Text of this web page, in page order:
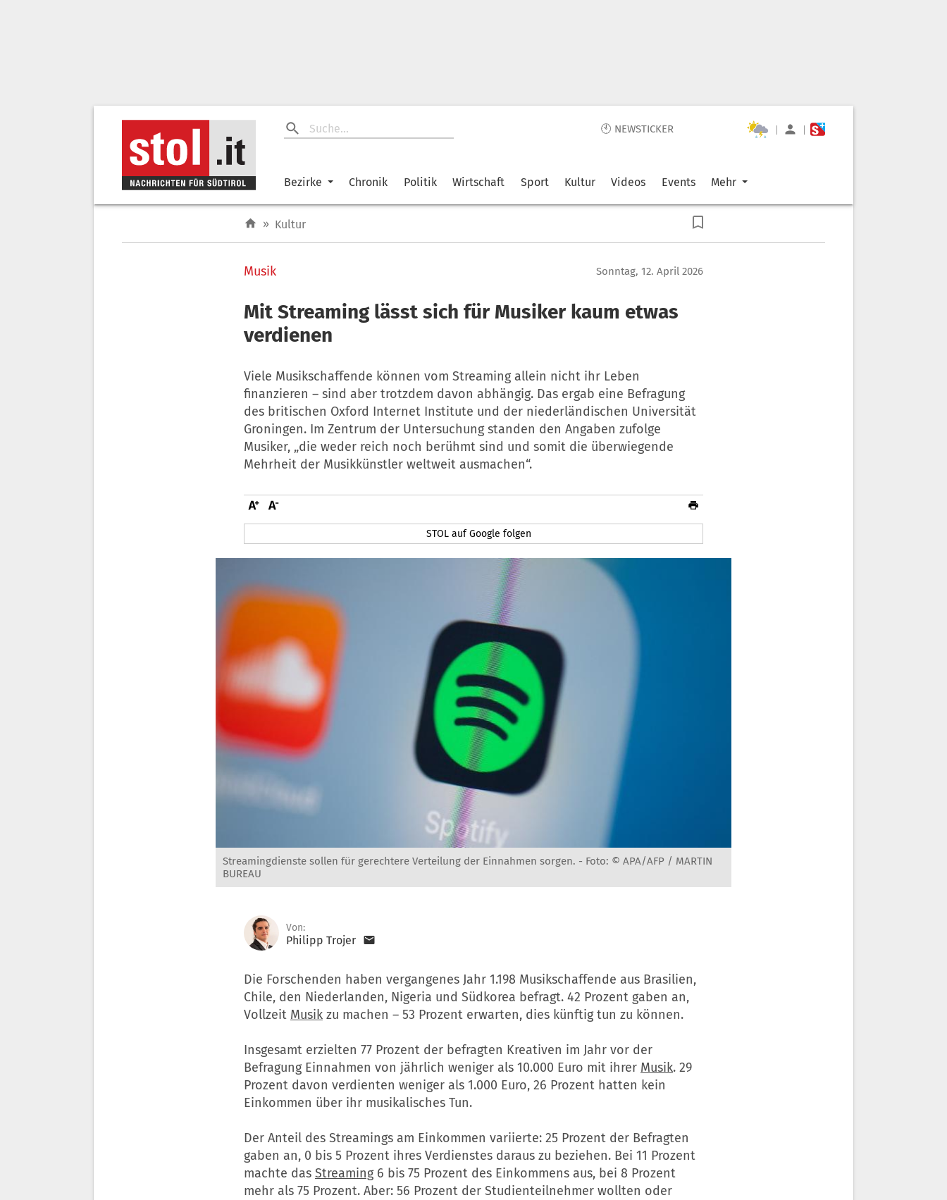
🕙 NEWSTICKER | |
Bezirke Chronik Politik Wirtschaft Sport Kultur Videos Events Mehr
» Kultur
Musik Sonntag, 12. April 2026
Mit Streaming lässt sich für Musiker kaum etwas
verdienen
Viele Musikschaffende können vom Streaming allein nicht ihr Leben
finanzieren – sind aber trotzdem davon abhängig. Das ergab eine Befragung
des britischen Oxford Internet Institute und der niederländischen Universität
Groningen. Im Zentrum der Untersuchung standen den Angaben zufolge
Musiker, „die weder reich noch berühmt sind und somit die überwiegende
Mehrheit der Musikkünstler weltweit ausmachen“.
STOL auf Google folgen
Streamingdienste sollen für gerechtere Verteilung der Einnahmen sorgen. - Foto: © APA/AFP / MARTIN
BUREAU
Von:
Philipp Trojer
Die Forschenden haben vergangenes Jahr 1.198 Musikschaffende aus Brasilien,
Chile, den Niederlanden, Nigeria und Südkorea befragt. 42 Prozent gaben an,
Vollzeit Musik zu machen – 53 Prozent erwarten, dies künftig tun zu können.
Insgesamt erzielten 77 Prozent der befragten Kreativen im Jahr vor der
Befragung Einnahmen von jährlich weniger als 10.000 Euro mit ihrer Musik. 29
Prozent davon verdienten weniger als 1.000 Euro, 26 Prozent hatten kein
Einkommen über ihr musikalisches Tun.
Der Anteil des Streamings am Einkommen variierte: 25 Prozent der Befragten
gaben an, 0 bis 5 Prozent ihres Verdienstes daraus zu beziehen. Bei 11 Prozent
machte das Streaming6 bis 75 Prozent des Einkommens aus, bei 8 Prozent
mehr als 75 Prozent. Aber: 56 Prozent der Studienteilnehmer wollten oder